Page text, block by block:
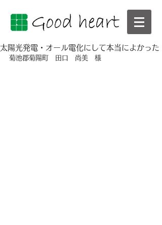
太陽光発電・オール電化にして本当によかった
菊池郡菊陽町　田口　尚美　様